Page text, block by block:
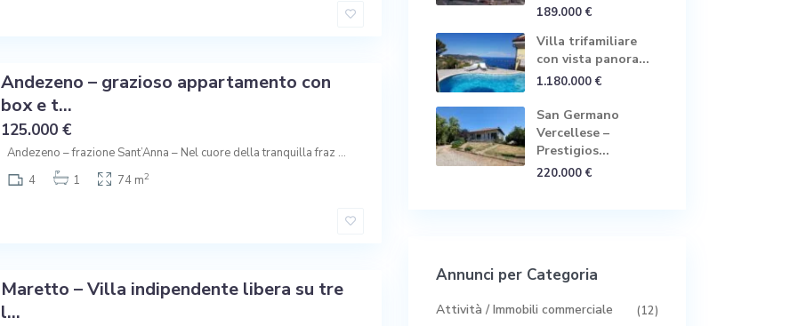
Andezeno – grazioso appartamento con
box e t...
125.000 €
Andezeno – frazione Sant’Anna – Nel cuore della tranquilla fraz ...
4
1 74 m2
Maretto – Villa indipendente libera su tre
l...
189.000 €
Villa trifamiliare
con vista panora...
1.180.000 €
San Germano
Vercellese –
Prestigios...
220.000 €
Annunci per Categoria
Attività / Immobili commerciale (12)